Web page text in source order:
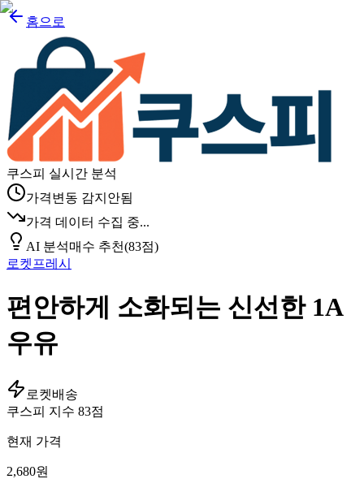
홈으로
쿠스피 실시간 분석
가격변동 감지안됨
가격 데이터 수집 중...
AI 분석매수 추천(83점)
로켓프레시
편안하게 소화되는 신선한 1A
우유
로켓배송
쿠스피 지수 83점
현재 가격
2,680원